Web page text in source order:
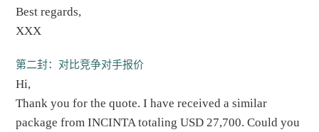
Best regards,
XXX
第二封：对比竞争对手报价
Hi,
Thank you for the quote. I have received a similar
package from INCINTA totaling USD 27,700. Could you